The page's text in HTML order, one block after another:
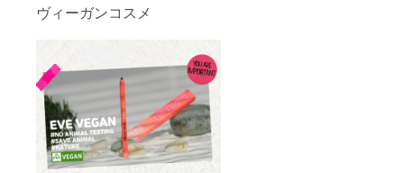
ヴィーガンコスメ